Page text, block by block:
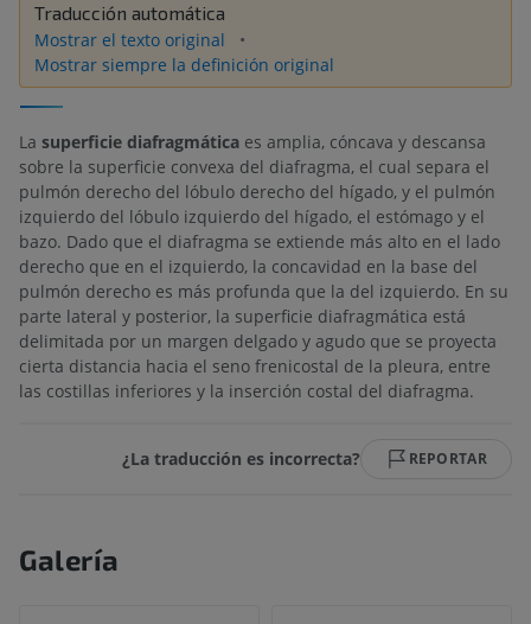
Traducción automática
Mostrar el texto original
Mostrar siempre la definición original
La superficie diafragmática es amplia, cóncava y descansa
sobre la superficie convexa del diafragma, el cual separa el
pulmón derecho del lóbulo derecho del hígado, y el pulmón
izquierdo del lóbulo izquierdo del hígado, el estómago y el
bazo. Dado que el diafragma se extiende más alto en el lado
derecho que en el izquierdo, la concavidad en la base del
pulmón derecho es más profunda que la del izquierdo. En su
parte lateral y posterior, la superficie diafragmática está
delimitada por un margen delgado y agudo que se proyecta
cierta distancia hacia el seno frenicostal de la pleura, entre
las costillas inferiores y la inserción costal del diafragma.
¿La traducción es incorrecta? REPORTAR
Galería